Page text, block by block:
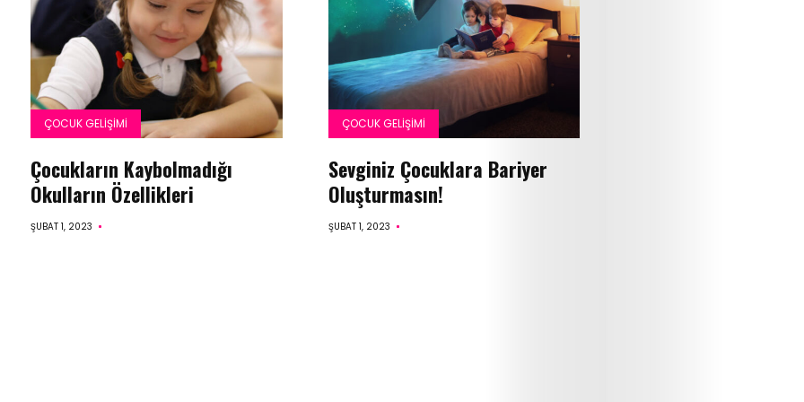
Yemek
Tarifleri
Röportajlar
Cici
ÇOCUK GELIŞIMI
Çocukların Kaybolmadığı
Okulların Özellikleri
ŞUBAT 1, 2023
ÇOCUK GELIŞIMI
Sevginiz Çocuklara Bariyer
Oluşturmasın!
ŞUBAT 1, 2023